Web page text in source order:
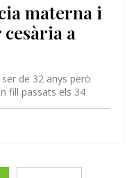
materna i
a
de 32 anys però
fill passats els 34